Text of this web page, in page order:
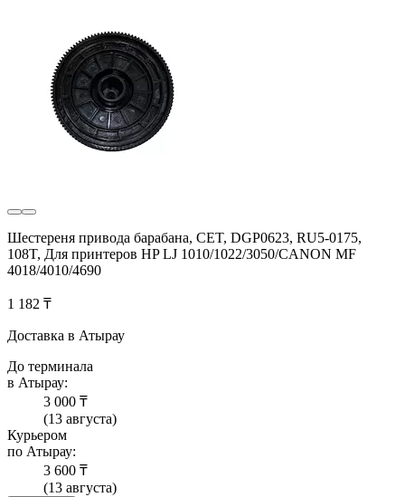
Шестереня привода барабана, CET, DGP0623, RU5-0175,
108T, Для принтеров HP LJ 1010/1022/3050/CANON MF
4018/4010/4690
1 182 ₸
Доставка в Атырау
До терминала
в Атырау:
3 000 ₸
(13 августа)
Курьером
по Атырау:
3 600 ₸
(13 августа)